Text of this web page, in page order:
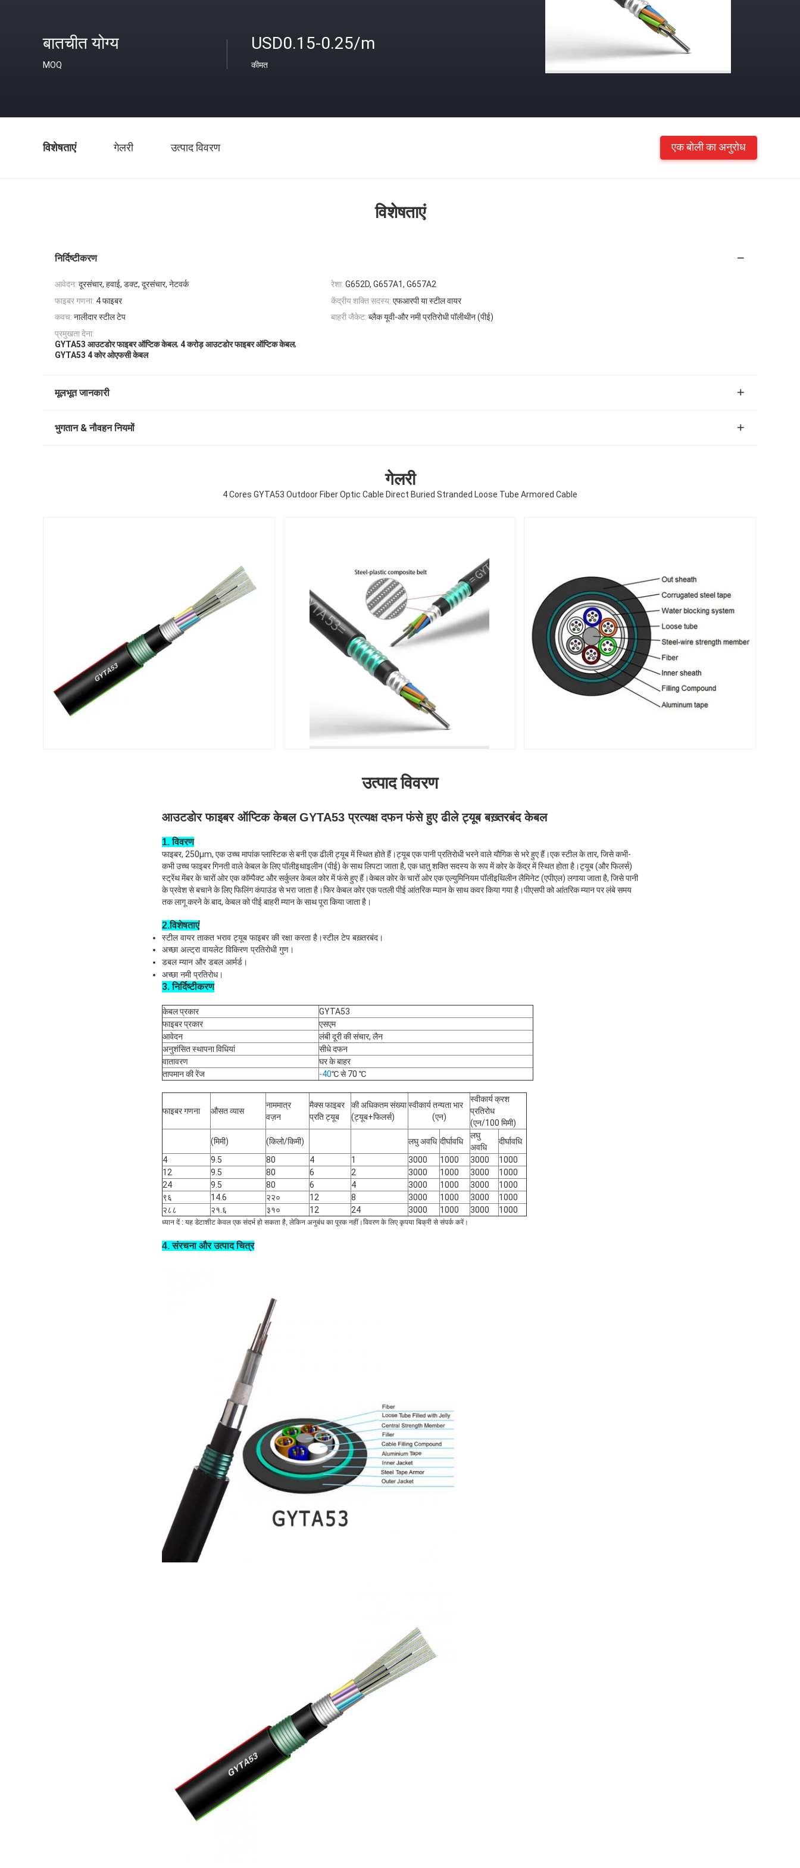
बातचीत योग्य
MOQ
USD0.15-0.25/m
कीमत
विशेषताएं गेलरी उत्पाद विवरण एक बोली का अनुरोध
विशेषताएं
निर्दिष्टीकरण
आवेदन: दूरसंचार, हवाई, डक्ट, दूरसंचार, नेटवर्क रेशा: G652D, G657A1, G657A2
फाइबर गणना: 4 फाइबर केंद्रीय शक्ति सदस्य: एफआरपी या स्टील वायर
कवच: नालीदार स्टील टेप बाहरी जैकेट: ब्लैक यूवी-और नमी प्रतिरोधी पॉलीथीन (पीई)
प्रमुखता देना:
GYTA53 आउटडोर फाइबर ऑप्टिक केबल, 4 करोड़ आउटडोर फाइबर ऑप्टिक केबल,
GYTA53 4 कोर ओएफसी केबल
मूलभूत जानकारी
भुगतान & नौवहन नियमों
गेलरी
4 Cores GYTA53 Outdoor Fiber Optic Cable Direct Buried Stranded Loose Tube Armored Cable
उत्पाद विवरण
आउटडोर फाइबर ऑप्टिक केबल GYTA53 प्रत्यक्ष दफन फंसे हुए ढीले ट्यूब बख़्तरबंद केबल
1. विवरण
फाइबर, 250μm, एक उच्च मापांक प्लास्टिक से बनी एक ढीली ट्यूब में स्थित होते हैं।ट्यूब एक पानी प्रतिरोधी भरने वाले यौगिक से भरे हुए हैं।एक स्टील के तार, जिसे कभी-
कभी उच्च फाइबर गिनती वाले केबल के लिए पॉलीइथाइलीन (पीई) के साथ लिपटा जाता है, एक धातु शक्ति सदस्य के रूप में कोर के केंद्र में स्थित होता है।ट्यूब (और फिलर्स)
स्ट्रेंथ मेंबर के चारों ओर एक कॉम्पैक्ट और सर्कुलर केबल कोर में फंसे हुए हैं।केबल कोर के चारों ओर एक एल्युमिनियम पॉलीइथिलीन लैमिनेट (एपीएल) लगाया जाता है, जिसे पानी
के प्रवेश से बचाने के लिए फिलिंग कंपाउंड से भरा जाता है।फिर केबल कोर एक पतली पीई आंतरिक म्यान के साथ कवर किया गया है।पीएसपी को आंतरिक म्यान पर लंबे समय
तक लागू करने के बाद, केबल को पीई बाहरी म्यान के साथ पूरा किया जाता है।
2.विशेषताएं
स्टील वायर ताकत भराव ट्यूब फाइबर की रक्षा करता है।स्टील टेप बख़्तरबंद।
अच्छा अल्ट्रा वायलेट विकिरण प्रतिरोधी गुण।
डबल म्यान और डबल आर्मर्ड।
अच्छा नमी प्रतिरोध।
3. निर्दिष्टीकरण
केबल प्रकार
GYTA53
फाइबर प्रकार
एसएम
आवेदन
लंबी दूरी की संचार, लैन
अनुशंसित स्थापना विधियां
सीधे दफन
वातावरण
घर के बाहर
तापमान की रेंज
-40℃से 70 ℃
फाइबर गणना औसत व्यास
नाममात्र
वज़न
मैक्स फाइबर
प्रति ट्यूब
की अधिकतम संख्या
(ट्यूब+फिलर्स)
स्वीकार्य तन्यता भार
(एन)
स्वीकार्य क्रश
प्रतिरोध
(एन/100 मिमी)
(मिमी)
(किलो/किमी) लघु अवधि दीर्घावधि
लघु
अवधि
दीर्घावधि
4
9.5 80 4 1 3000 1000 3000
1000
12
9.5 80 6 2 3000 1000 3000
1000
24
9.5 80 6 4 3000 1000 3000
1000
९६
14.6 २२० 12 8 3000 1000 3000
1000
२८८
२१.६ ३१० 12 24 3000 1000 3000 1000
ध्यान दें : यह डेटाशीट केवल एक संदर्भ हो सकता है, लेकिन अनुबंध का पूरक नहीं।विवरण के लिए कृपया बिक्री से संपर्क करें।
4. संरचना और उत्पाद चित्र